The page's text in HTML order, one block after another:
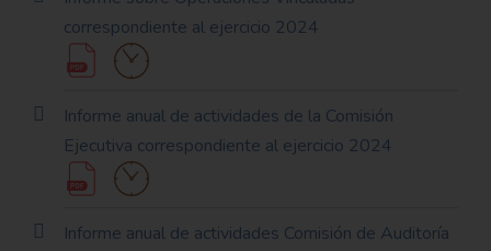
correspondiente al ejercicio 2024
Informe anual de actividades de la Comisión
Ejecutiva correspondiente al ejercicio 2024
Informe anual de actividades Comisión de Auditoría